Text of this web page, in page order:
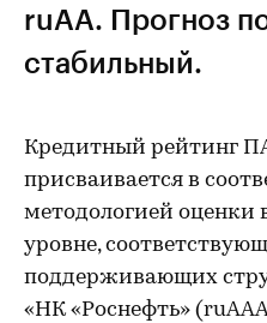
ruAA. Прогноз
стабильный.
Кредитный рейтинг
присваивается в
методологией оценки
уровне,
поддерживающих
«НК «Роснефть»